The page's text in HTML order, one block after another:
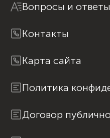
Вопросы и ответы
Контакты
Карта сайта
Политика
Договор